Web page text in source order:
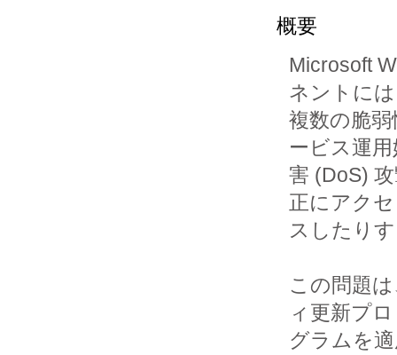
概要
Microsoft
ネントには
複数の脆
ービス運用
害 (DoS)
正にアクセ
スしたり
この問題
ィ更新プロ
グラムを